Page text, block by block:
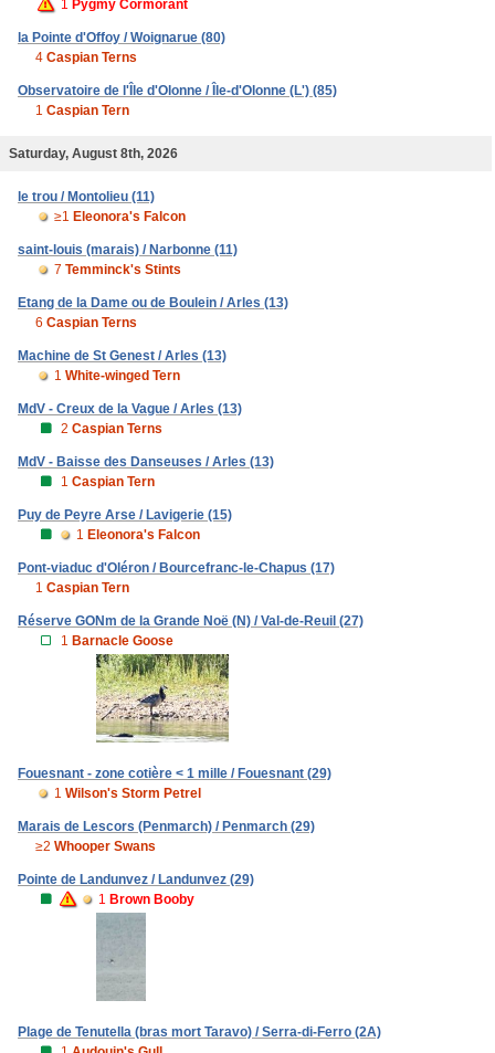
1 Pygmy Cormorant
la Pointe d'Offoy / Woignarue (80)
4 Caspian Terns
Observatoire de l'Île d'Olonne / Île-d'Olonne (L') (85)
1 Caspian Tern
Saturday, August 8th, 2026
le trou / Montolieu (11)
≥1 Eleonora's Falcon
saint-louis (marais) / Narbonne (11)
7 Temminck's Stints
Etang de la Dame ou de Boulein / Arles (13)
6 Caspian Terns
Machine de St Genest / Arles (13)
1 White-winged Tern
MdV - Creux de la Vague / Arles (13)
2 Caspian Terns
MdV - Baisse des Danseuses / Arles (13)
1 Caspian Tern
Puy de Peyre Arse / Lavigerie (15)
1 Eleonora's Falcon
Pont-viaduc d'Oléron / Bourcefranc-le-Chapus (17)
1 Caspian Tern
Réserve GONm de la Grande Noë (N) / Val-de-Reuil (27)
1 Barnacle Goose
Fouesnant - zone cotière < 1 mille / Fouesnant (29)
1 Wilson's Storm Petrel
Marais de Lescors (Penmarch) / Penmarch (29)
≥2 Whooper Swans
Pointe de Landunvez / Landunvez (29)
1 Brown Booby
Plage de Tenutella (bras mort Taravo) / Serra-di-Ferro (2A)